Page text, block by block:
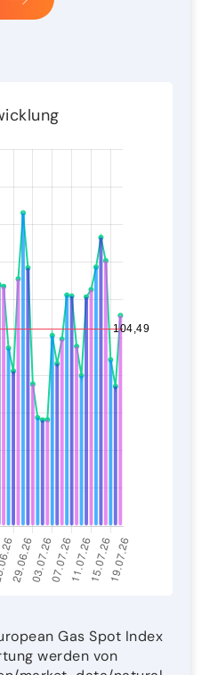
Gas Spot Index
werden von